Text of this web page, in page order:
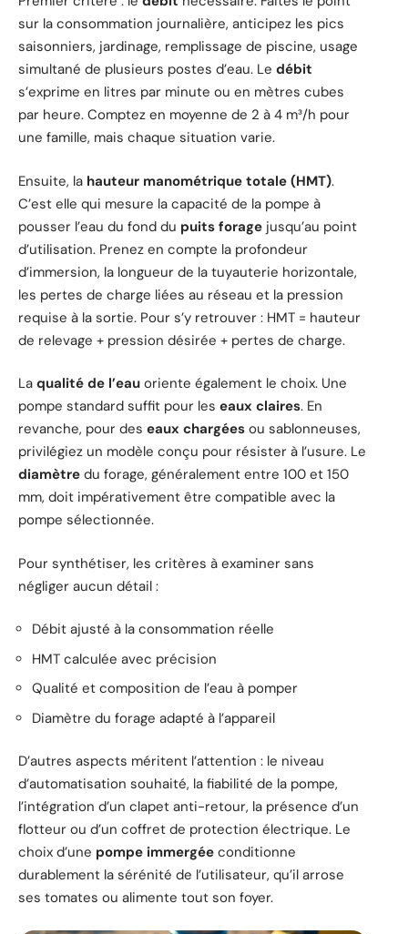
sur la consommation journalière, anticipez les pics
saisonniers, jardinage, remplissage de piscine, usage
simultané de plusieurs postes d’eau. Le débit
s’exprime en litres par minute ou en mètres cubes
par heure. Comptez en moyenne de 2 à 4 m³/h pour
une famille, mais chaque situation varie.
Ensuite, la hauteur manométrique totale (HMT).
C’est elle qui mesure la capacité de la pompe à
pousser l’eau du fond du puits forage jusqu’au point
d’utilisation. Prenez en compte la profondeur
d’immersion, la longueur de la tuyauterie horizontale,
les pertes de charge liées au réseau et la pression
requise à la sortie. Pour s’y retrouver : HMT = hauteur
de relevage + pression désirée + pertes de charge.
La qualité de l’eau oriente également le choix. Une
pompe standard suffit pour les eaux claires. En
revanche, pour des eaux chargées ou sablonneuses,
privilégiez un modèle conçu pour résister à l’usure. Le
diamètre du forage, généralement entre 100 et 150
mm, doit impérativement être compatible avec la
pompe sélectionnée.
Pour synthétiser, les critères à examiner sans
négliger aucun détail :
Débit ajusté à la consommation réelle
HMT calculée avec précision
Qualité et composition de l’eau à pomper
Diamètre du forage adapté à l’appareil
D’autres aspects méritent l’attention : le niveau
d’automatisation souhaité, la fiabilité de la pompe,
l’intégration d’un clapet anti-retour, la présence d’un
flotteur ou d’un coffret de protection électrique. Le
choix d’une pompe immergée conditionne
durablement la sérénité de l’utilisateur, qu’il arrose
ses tomates ou alimente tout son foyer.